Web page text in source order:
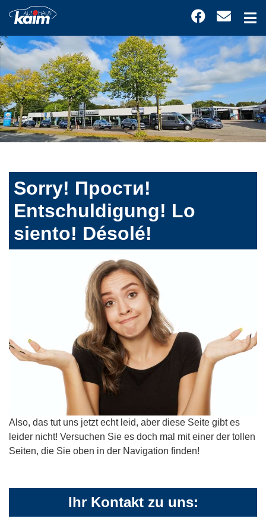
Sorry! Прости!
Entschuldigung! Lo
siento! Désolé!
Also, das tut uns jetzt echt leid, aber diese Seite gibt es
leider nicht! Versuchen Sie es doch mal mit einer der tollen
Seiten, die Sie oben in der Navigation finden!
Ihr Kontakt zu uns: